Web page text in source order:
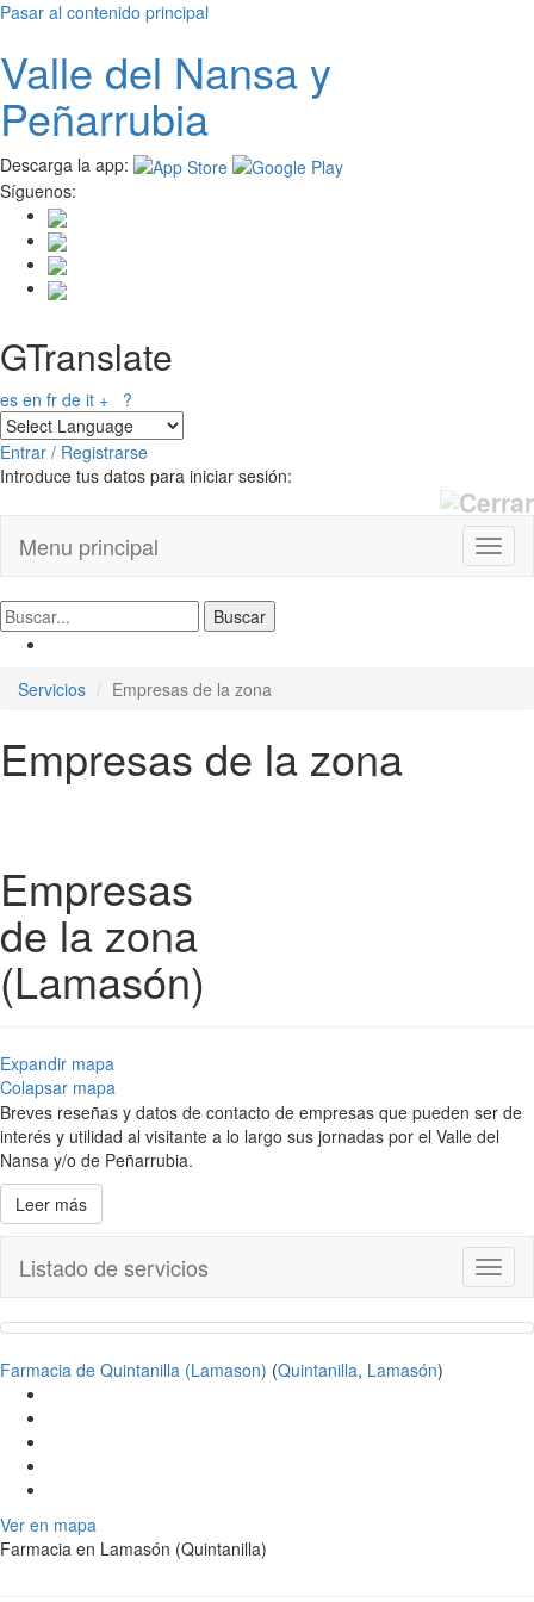
Pasar al contenido principal
Valle del Nansay
Peñarrubia
Descarga la app:
Síguenos:
GTranslate
es en fr de it + ?
Entrar / Registrarse
Introduce tus datos para iniciar sesión:
Menu principal
Servicios Empresas de la zona
Empresas de la zona
Empresas
de la zona
(Lamasón)
Expandir mapa
Colapsar mapa
Breves reseñas y datos de contacto de empresas que pueden ser de
interés y utilidad al visitante a lo largo sus jornadas por el Valle del
Nansa y/o de Peñarrubia.
Leer más
Listado de servicios
Farmacia de Quintanilla (Lamason) (Quintanilla, Lamasón)
Ver en mapa
Farmacia en Lamasón (Quintanilla)